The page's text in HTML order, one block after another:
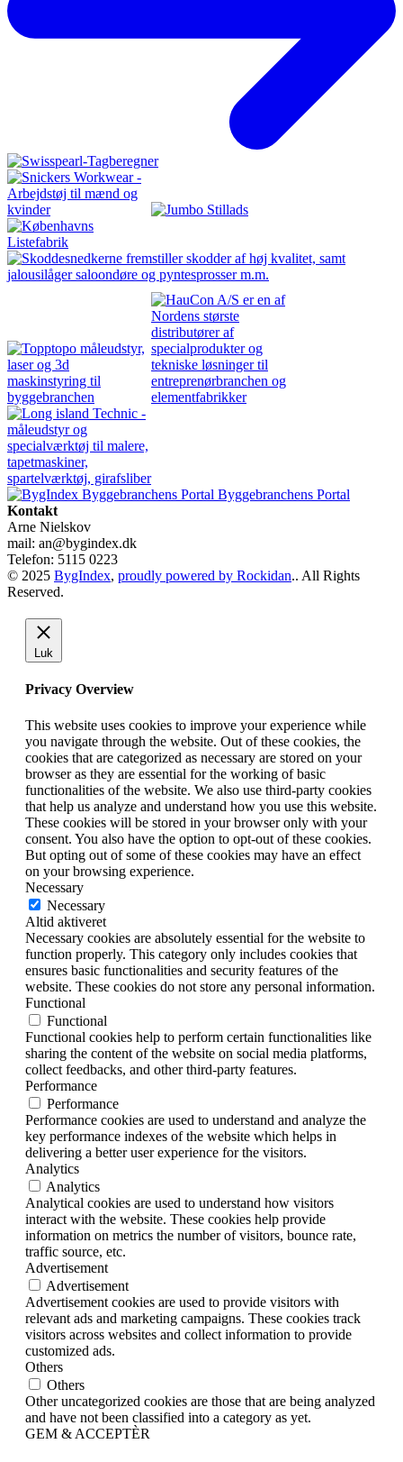
Byggebranchens Portal
Kontakt
Arne Nielskov
mail: an@bygindex.dk
Telefon: 5115 0223
© 2025 BygIndex, proudly powered by Rockidan.. All Rights
Reserved.
Luk
Privacy Overview
This website uses cookies to improve your experience while
you navigate through the website. Out of these cookies, the
cookies that are categorized as necessary are stored on your
browser as they are essential for the working of basic
functionalities of the website. We also use third-party cookies
that help us analyze and understand how you use this website.
These cookies will be stored in your browser only with your
consent. You also have the option to opt-out of these cookies.
But opting out of some of these cookies may have an effect
on your browsing experience.
Necessary
Necessary
Altid aktiveret
Necessary cookies are absolutely essential for the website to
function properly. This category only includes cookies that
ensures basic functionalities and security features of the
website. These cookies do not store any personal information.
Functional
Functional
Functional cookies help to perform certain functionalities like
sharing the content of the website on social media platforms,
collect feedbacks, and other third-party features.
Performance
Performance
Performance cookies are used to understand and analyze the
key performance indexes of the website which helps in
delivering a better user experience for the visitors.
Analytics
Analytics
Analytical cookies are used to understand how visitors
interact with the website. These cookies help provide
information on metrics the number of visitors, bounce rate,
traffic source, etc.
Advertisement
Advertisement
Advertisement cookies are used to provide visitors with
relevant ads and marketing campaigns. These cookies track
visitors across websites and collect information to provide
customized ads.
Others
Others
Other uncategorized cookies are those that are being analyzed
and have not been classified into a category as yet.
GEM & ACCEPTÈR